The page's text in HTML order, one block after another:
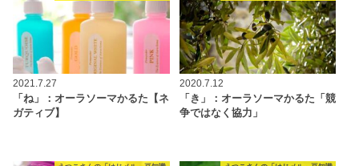
2021.7.27
「ね」：オーラソーマかるた【ネ
ガティブ】
2020.7.12
「き」：オーラソーマかるた「競
争ではなく協力」